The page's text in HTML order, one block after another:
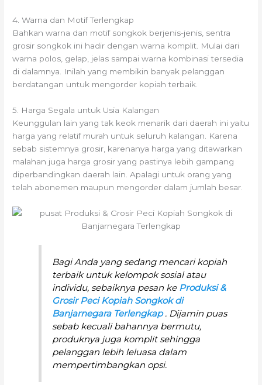
4. Warna dan Motif Terlengkap
Bahkan warna dan motif songkok berjenis-jenis, sentra
grosir songkok ini hadir dengan warna komplit. Mulai dari
warna polos, gelap, jelas sampai warna kombinasi tersedia
di dalamnya. Inilah yang membikin banyak pelanggan
berdatangan untuk mengorder kopiah terbaik.
5. Harga Segala untuk Usia Kalangan
Keunggulan lain yang tak keok menarik dari daerah ini yaitu
harga yang relatif murah untuk seluruh kalangan. Karena
sebab sistemnya grosir, karenanya harga yang ditawarkan
malahan juga harga grosir yang pastinya lebih gampang
diperbandingkan daerah lain. Apalagi untuk orang yang
telah abonemen maupun mengorder dalam jumlah besar.
Bagi Anda yang sedang mencari kopiah
terbaik untuk kelompok sosial atau
individu, sebaiknya pesan ke Produksi &
Grosir Peci Kopiah Songkok di
Banjarnegara Terlengkap. Dijamin puas
sebab kecuali bahannya bermutu,
produknya juga komplit sehingga
pelanggan lebih leluasa dalam
mempertimbangkan opsi.